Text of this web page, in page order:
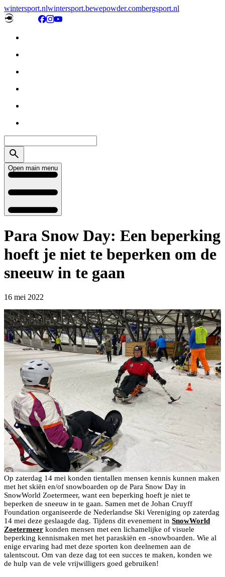
wintersport.nlwintersport.bewepowder.combergsport.nl
Open main menu
Para Snow Day: Een beperking
hoeft je niet te beperken om de
sneeuw in te gaan
16 mei 2022
Op zaterdag 14 mei konden tientallen mensen kennis kunnen maken
met het skiën en/of snowboarden op de Para Snow Day in
SnowWorld Zoetermeer, want een beperking hoeft je niet te
beperken de sneeuw in te gaan. Samen met de Johan Cruyff
Foundation organiseerde de Nederlandse Ski Vereniging op zaterdag
14 mei deze geslaagde dag. Tijdens dit evenement in SnowWorld
Zoetermeer konden mensen met een lichamelijke of visuele
beperking kennismaken met het paraskiën en -snowboarden. Wie al
enige ervaring had met deze sporten kon deelnemen aan de
talentscout. Om van deze dag tot een succes te maken, konden we
de hulp van de vele vrijwilligers goed gebruiken!